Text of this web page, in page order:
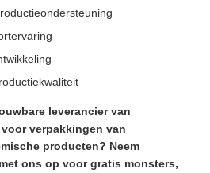
leverancier van
verpakkingen van
producten? Neem
ons op voor gratis monsters,